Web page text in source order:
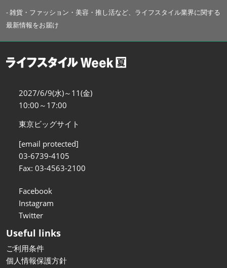
- 雑貨・ファッション・美容・推し活など、ライフスタイル業界に関する
最新情報をお届け
2027/6/9(水)～11(金)
10:00～17:00
東京ビッグサイト
[email protected]
03-6739-4105
Fax: 03-4563-2100
Facebook
Instagram
Twitter
Useful links
ご利用条件
個人情報保護方針